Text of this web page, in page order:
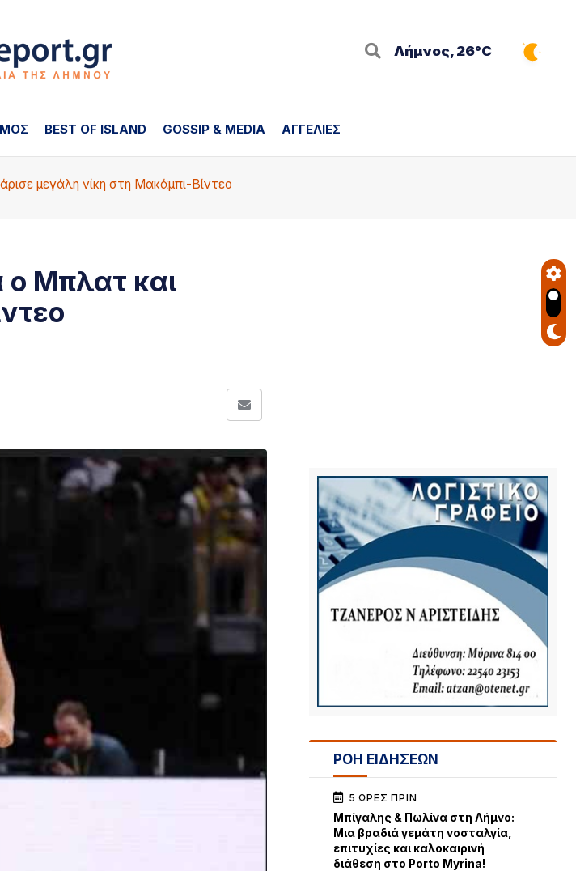
Λήμνος, 26°C
BEST OF ISLAND GOSSIP & MEDIA ΑΓΓΕΛΙΕΣ
μεγάλη νίκη στη Μακάμπι-Βίντεο
ο Μπλατ και
ΡΟΗ ΕΙΔΗΣΕΩΝ
5 ΏΡΕΣ ΠΡΙΝ
Μπίγαλης & Πωλίνα στη Λήμνο:
Μια βραδιά γεμάτη νοσταλγία,
επιτυχίες και καλοκαιρινή
διάθεση στο Porto Myrina!